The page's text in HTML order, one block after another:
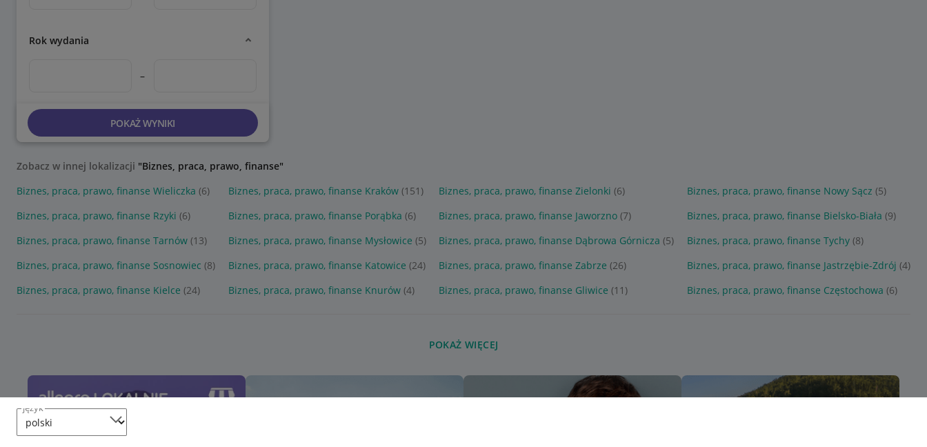
język
Rok wydania
–
POKAŻ WYNIKI
Zobacz w innej lokalizacji "Biznes, praca, prawo, finanse"
Biznes, praca, prawo, finanse Wieliczka (6) Biznes, praca, prawo, finanse Kraków (151) Biznes, praca, prawo, finanse Zielonki (6) Biznes, praca, prawo, finanse Nowy Sącz (5)
Biznes, praca, prawo, finanse Rzyki (6) Biznes, praca, prawo, finanse Porąbka (6) Biznes, praca, prawo, finanse Jaworzno (7) Biznes, praca, prawo, finanse Bielsko-Biała (9)
Biznes, praca, prawo, finanse Tarnów (13) Biznes, praca, prawo, finanse Mysłowice (5) Biznes, praca, prawo, finanse Dąbrowa Górnicza (5) Biznes, praca, prawo, finanse Tychy (8)
Biznes, praca, prawo, finanse Sosnowiec (8) Biznes, praca, prawo, finanse Katowice (24) Biznes, praca, prawo, finanse Zabrze (26) Biznes, praca, prawo, finanse Jastrzębie-Zdrój (4)
Biznes, praca, prawo, finanse Kielce (24) Biznes, praca, prawo, finanse Knurów (4) Biznes, praca, prawo, finanse Gliwice (11) Biznes, praca, prawo, finanse Częstochowa (6)
POKAŻ WIĘCEJ